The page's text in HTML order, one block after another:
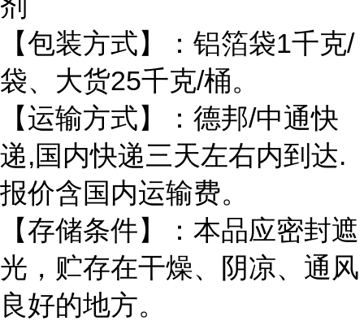
剂
【包装方式】：铝箔袋1千克/
袋、大货25千克/桶。
【运输方式】：德邦/中通快
递,国内快递三天左右内到达.
报价含国内运输费。
【存储条件】：本品应密封遮
光，贮存在干燥、阴凉、通风
良好的地方。